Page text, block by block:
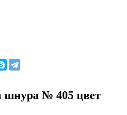
шнура № 405 цвет